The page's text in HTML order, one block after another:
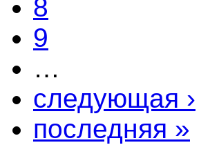
8
9
…
следующая ›
последняя »